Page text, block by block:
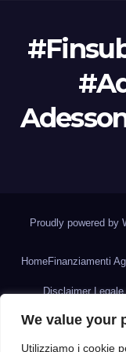
We value your
Utilizziamo i cookie
Proudly powered by
HomeFinanziamenti
Disclaimer